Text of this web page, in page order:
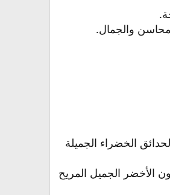
والجمال.​
الخضراء الجميلة
الأخضر الجميل المريح